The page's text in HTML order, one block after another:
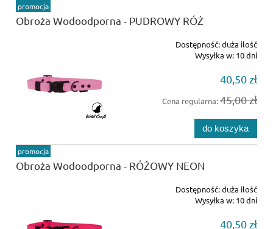
Obroża Wodoodporna - PUDROWY RÓŻ
Dostępność:duża ilość
Wysyłka w: 10 dni
40,50 zł
Cena regularna:45,00 zł
do koszyka
promocja
Obroża Wodoodporna - RÓŻOWY NEON
Dostępność:duża ilość
Wysyłka w: 10 dni
40,50 zł
promocja